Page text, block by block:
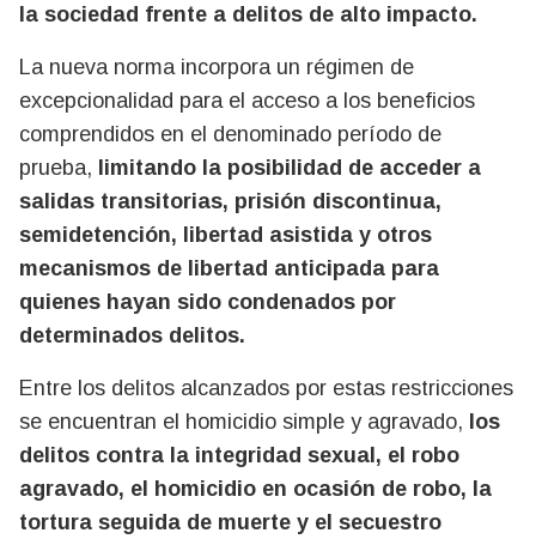
la sociedad frente a delitos de alto impacto.
La nueva norma incorpora un régimen de
excepcionalidad para el acceso a los beneficios
comprendidos en el denominado período de
prueba, limitando la posibilidad de acceder a
salidas transitorias, prisión discontinua,
semidetención, libertad asistida y otros
mecanismos de libertad anticipada para
quienes hayan sido condenados por
determinados delitos.
Entre los delitos alcanzados por estas restricciones
se encuentran el homicidio simple y agravado, los
delitos contra la integridad sexual, el robo
agravado, el homicidio en ocasión de robo, la
tortura seguida de muerte y el secuestro